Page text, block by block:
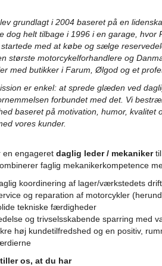
grundlagt i 2004 baseret på en
dog helt tilbage i 1996 i en garage, hvor
med at købe og sælge
største motorcykelforhandlere og
med butikker i Farum, Ølgod og et
er enkel: at sprede glæden ved
forbundet med det. Vi
baseret på motivation, humor, kvalitet
vores kunder.
en engageret daglig leder / mekanikertil
faglig mekanikerkompetence
koordinering af lager/værkstedets
og reparation af motorcykler
tekniske færdigheder
og trivselsskabende sparring med
høj kundetilfredshed og en positiv,
os, at du har